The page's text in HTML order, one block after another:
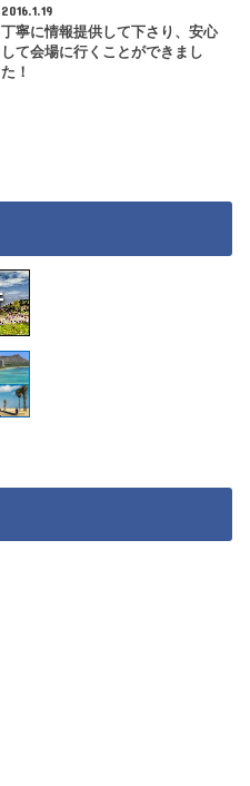
2016.1.19
丁寧に情報提供して下さり、安心
して会場に行くことができまし
た！